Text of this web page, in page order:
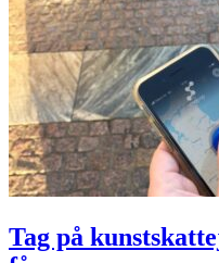
Tag på